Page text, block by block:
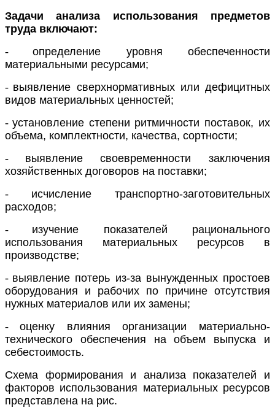
Задачи анализа использования предметов
труда включают:
-
определение уровня обеспеченности
материальными ресурсами;
- выявление сверхнормативных или дефицитных
видов материальных ценностей;
- установление степени ритмичности поставок, их
объема, комплектности, качества, сортности;
-
выявление своевременности заключения
хозяйственных договоров на поставки;
-
исчисление транспортно-заготовительных
расходов;
-
изучение показателей рационального
использования материальных ресурсов в
производстве;
- выявление потерь из-за вынужденных простоев
оборудования и рабочих по причине отсутствия
нужных материалов или их замены;
-
оценку влияния организации материально-
технического обеспечения на объем выпуска и
себестоимость.
Схема формирования и анализа показателей и
факторов использования материальных ресурсов
представлена на рис.